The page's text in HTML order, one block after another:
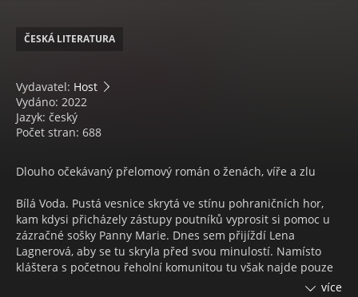
ČESKÁ LITERATURA
Vydavatel: Host
Vydáno: 2022
Jazyk: český
Počet stran: 688
Dlouho očekávaný přelomový román o ženách, víře a zlu
Bílá Voda. Pustá vesnice skrytá ve stínu pohraničních hor,
kam kdysi přicházely zástupy poutníků vyprosit si pomoc u
zázračné sošky Panny Marie. Dnes sem přijíždí Lena
Lagnerová, aby se tu skryla před svou minulostí. Namísto
kláštera s početnou řeholní komunitou tu však najde pouze
několik řádových sester, vedených svéráznou řeholnicí
více